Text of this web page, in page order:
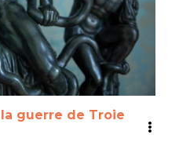
la guerre de Troie